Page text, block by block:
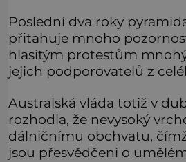
Poslední dva roky
přitahuje mnoho
hlasitým protestům
jejich podporovatelů z
Australská vláda totiž v
rozhodla, že nevysoký
dálničnímu obchvatu,
jsou přesvědčeni o